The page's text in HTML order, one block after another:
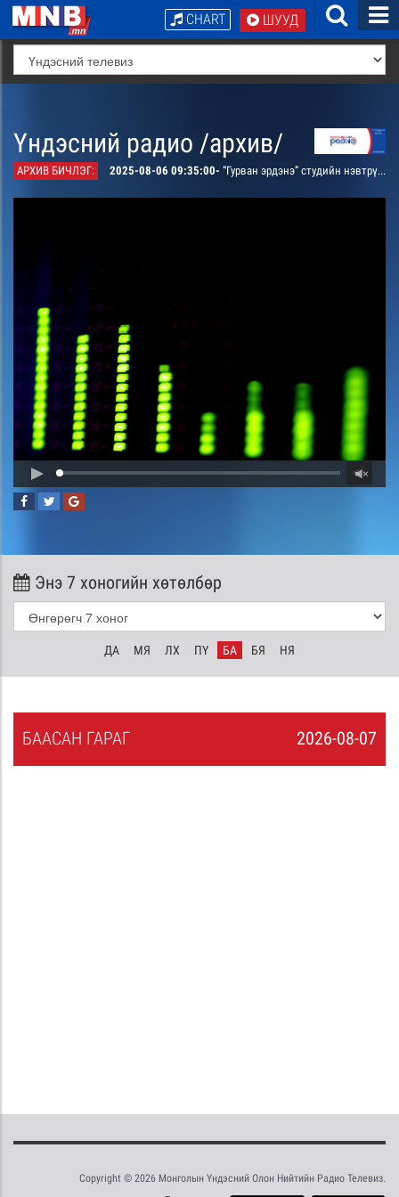
ШУУД
CHART
Үндэсний радио /архив/
АРХИВ БИЧЛЭГ: 2025-08-06 09:35:00- “Гурван эрдэнэ” студийн нэвтрүүлэг
Энэ 7 хоногийн хөтөлбөр
ДА МЯ ЛХ ПҮ БА БЯ НЯ
2026-08-07
БААСАН ГАРАГ
Copyright © 2026 Монголын Үндэсний Олон Нийтийн Радио Телевиз.